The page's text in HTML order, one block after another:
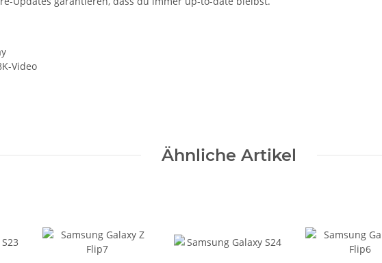
Video
Ähnliche Artikel